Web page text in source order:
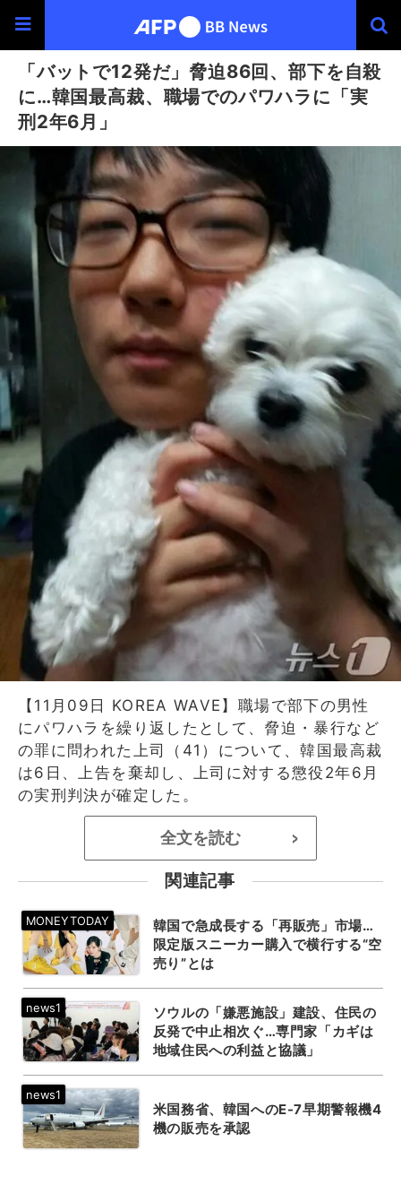
「バットで12発だ」脅迫86回、部下を自殺
に…韓国最高裁、職場でのパワハラに「実
刑2年6月」
【11月09日 KOREA WAVE】職場で部下の男性
にパワハラを繰り返したとして、脅迫・暴行など
の罪に問われた上司（41）について、韓国最高裁
は6日、上告を棄却し、上司に対する懲役2年6月
の実刑判決が確定した。
全文を読む >
関連記事
韓国で急成長する「再販売」市場…
限定版スニーカー購入で横行する“空
売り”とは
ソウルの「嫌悪施設」建設、住民の
反発で中止相次ぐ…専門家「カギは
地域住民への利益と協議」
米国務省、韓国へのE-7早期警報機4
機の販売を承認